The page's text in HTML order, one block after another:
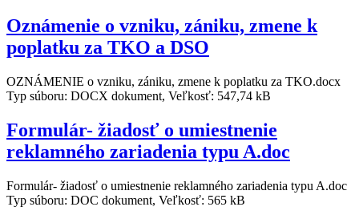
Oznámenie o vzniku, zániku, zmene k
poplatku za TKO a DSO
OZNÁMENIE o vzniku, zániku, zmene k poplatku za TKO.docx
Typ súboru: DOCX dokument, Veľkosť: 547,74 kB
Formulár- žiadosť o umiestnenie
reklamného zariadenia typu A.doc
Formulár- žiadosť o umiestnenie reklamného zariadenia typu A.doc
Typ súboru: DOC dokument, Veľkosť: 565 kB